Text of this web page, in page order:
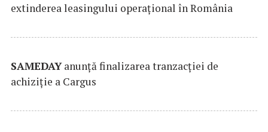
extinderea leasingului operațional în România
SAMEDAYanunță finalizarea tranzacției de
achiziție a Cargus